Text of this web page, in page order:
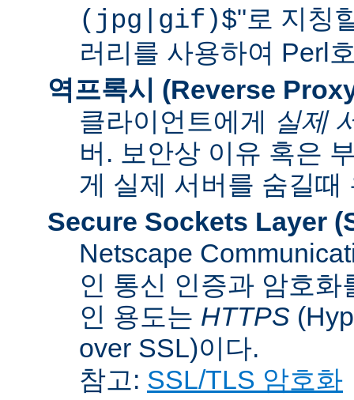
(jpg|gif)$"로 지칭
러리를 사용하여 Perl
역프록시 (Reverse
클라이언트에게 실제
버. 보안상 이유 혹은
게 실제 서버를 숨길때
Secure Sockets Layer
Netscape
인 통신 인증과 암호
인 용도는 HTTPS
over SSL)이다.
참고: SSL/TLS 암호화